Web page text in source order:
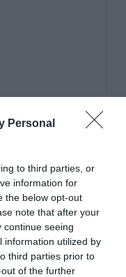
Personal
to third parties, or
information for
the below opt-out
note that after your
continue seeing
information utilized by
third parties prior to
of the further